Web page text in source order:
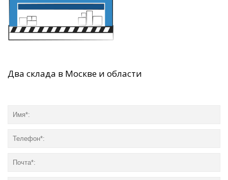
Два склада в Москве и области